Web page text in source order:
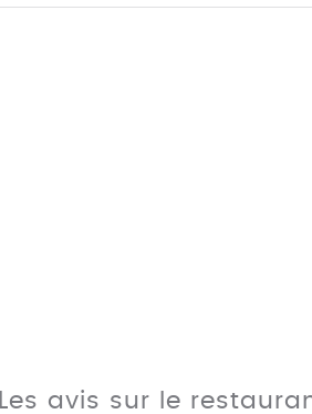
Les avis sur le